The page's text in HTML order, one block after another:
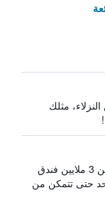
مثلك
يبحث HotelsCombined في أكثر من 3 ملايين فندق
حتى تتمكن من